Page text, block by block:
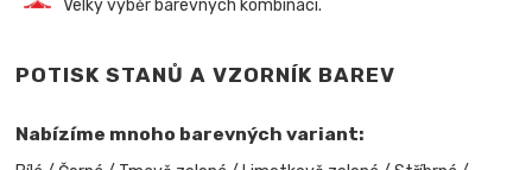
Velký výběr barevných kombinací.
POTISK STANŮ A VZORNÍK BAREV
Nabízíme mnoho barevných variant: